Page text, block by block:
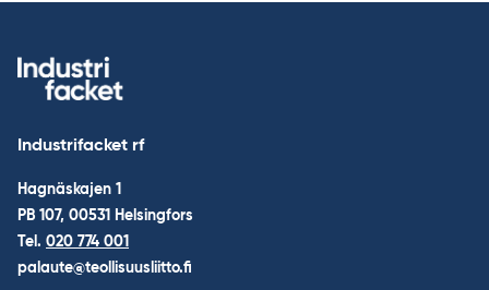
Industrifacket rf
Hagnäskajen 1
PB 107, 00531 Helsingfors
Tel. 020 774 001
palaute@teollisuusliitto.fi